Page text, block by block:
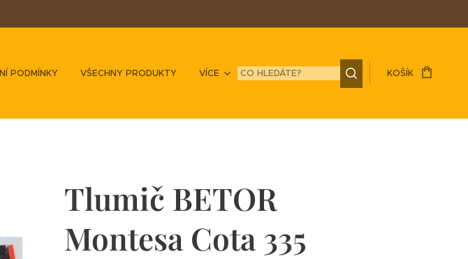
PODMÍNKY VŠECHNY PRODUKTY VÍCE KOŠÍK
Tlumič BETOR
Montesa Cota 335